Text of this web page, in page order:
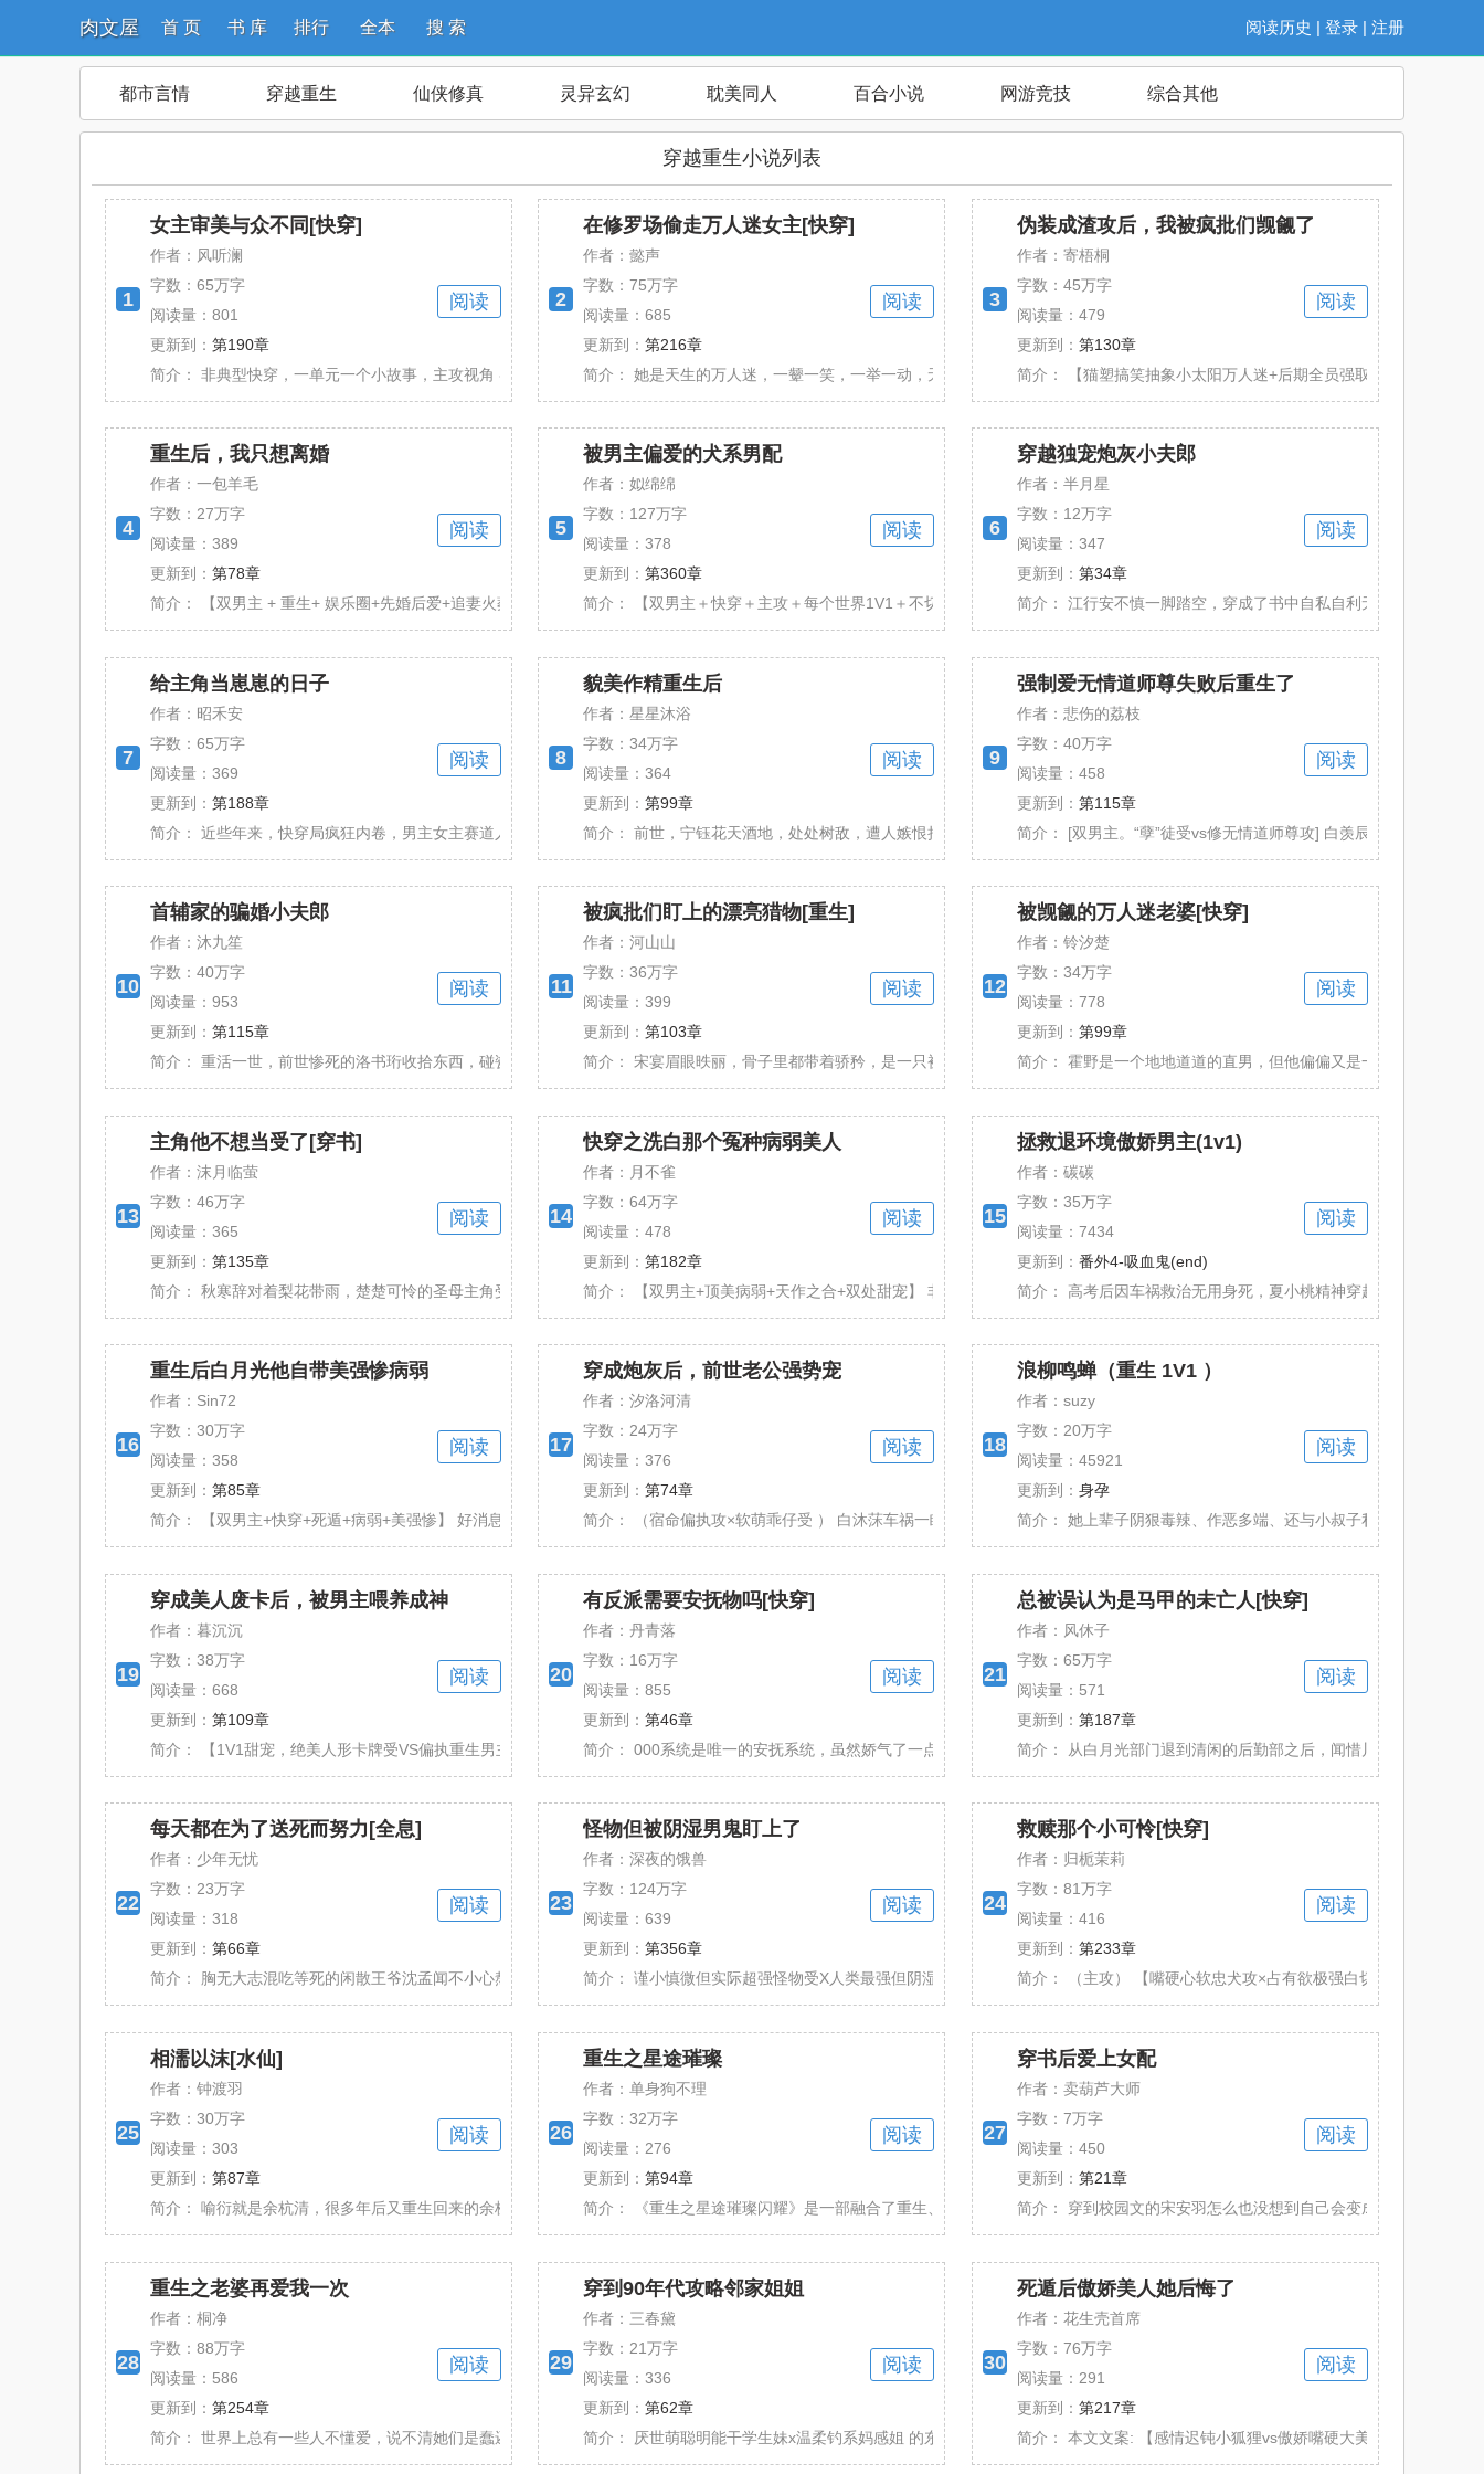
肉文屋 阅读历史 | 登录 | 注册
首 页 书 库 排行 全本 搜 索
都市言情 穿越重生 仙侠修真 灵异玄幻 耽美同人 百合小说 网游竞技 综合其他
穿越重生小说列表
1
女主审美与众不同[快穿]
作者：风听澜
字数： 65万字
阅读量：801
更新到： 第190章
简介：
非典型快穿，一单元一个小故事，主攻视角 各种女主x女配 一旦女主意识到她存活在小说世界......
阅读 2
在修罗场偷走万人迷女主[快穿]
作者：懿声
字数：75万字
阅读量：685
更新到：第216章
简介：
她是天生的万人迷，一颦一笑，一举一动，无不蛊惑着信徒。 每个世界的男人们都妄图将明月揽入......
阅读 3
伪装成渣攻后，我被疯批们觊觎了
作者：寄梧桐
字数：45万字
阅读量：479
更新到：第130章
简介：
【猫塑搞笑抽象小太阳万人迷+后期全员强取豪夺+无副
阅读
4
重生后，我只想离婚
作者：一包羊毛
字数： 27万字
阅读量：389
更新到： 第78章
简介：
【双男主 + 重生+ 娱乐圈+先婚后爱+追妻火葬场 】 许意是个娱乐圈小明星，也是许家娇养长大的小......
阅读 5
被男主偏爱的犬系男配
作者：姒绵绵
字数： 127万字
阅读量：378
更新到：第360章
简介：
【双男主＋快穿＋主攻＋每个世界1V1＋不切片（无固定cp）】 白以尘被名叫小黑心的系统绑定了......
阅读 6
穿越独宠炮灰小夫郎
作者：半月星
字数： 12万字
阅读量：347
更新到：第34章
简介：
江行安不慎一脚踏空，穿成了书中自私自利无恶不作的坏种
阅读
7
给主角当崽崽的日子
作者：昭禾安
字数： 65万字
阅读量：369
更新到： 第188章
简介：
近些年来，快穿局疯狂内卷，男主女主赛道人满为患，男配女配赛道供不应求，主角身边的医生助理也......
阅读 8
貌美作精重生后
作者：星星沐浴
字数：34万字
阅读量：364
更新到：第99章
简介：
前世，宁钰花天酒地，处处树敌，遭人嫉恨把自己给作死了。 重生后，宁钰发誓一定好好珍惜裴亦......
阅读 9
强制爱无情道师尊失败后重生了
作者：悲伤的荔枝
字数：40万字
阅读量：458
更新到：第115章
简介：
[双男主。“孽”徒受vs修无情道师尊攻] 白羡辰穿越到仙侠世
阅读
10
首辅家的骗婚小夫郎
作者：沐九笙
字数： 40万字
阅读量：953
更新到： 第115章
简介：
重活一世，前世惨死的洛书珩收拾东西，碰瓷了无父无母的穷书生。 “我们有婚约，你要娶我。”他......
阅读 11
被疯批们盯上的漂亮猎物[重生]
作者：河山山
字数：36万字
阅读量：399
更新到：第103章
简介：
宋宴眉眼昳丽，骨子里都带着骄矜，是一只被宠得无法无天的漂亮小猫， 小猫高兴起来勾得人心尖......
阅读 12
被觊觎的万人迷老婆[快穿]
作者：铃汐楚
字数：34万字
阅读量：778
更新到：第99章
简介：
霍野是一个地地道道的直男，但他偏偏又是一个脸蛋秾艳，
阅读
13
主角他不想当受了[穿书]
作者：沫月临萤
字数： 46万字
阅读量：365
更新到： 第135章
简介：
秋寒辞对着梨花带雨，楚楚可怜的圣母主角受，硬着头皮道：我最讨厌你了！ 没办法，谁让他想要......
阅读 14
快穿之洗白那个冤种病弱美人
作者：月不雀
字数：64万字
阅读量：478
更新到：第182章
简介：
【双男主+顶美病弱+天作之合+双处甜宠】 非沉浸式角色扮演！！！ 本文又名《快穿之与主神谈恋爱......
阅读 15
拯救退环境傲娇男主(1v1)
作者：碳碳
字数：35万字
阅读量：7434
更新到：番外4-吸血鬼(end)
简介：
高考后因车祸救治无用身死，夏小桃精神穿越到一篇前期
阅读
16
重生后白月光他自带美强惨病弱
作者：Sin72
字数： 30万字
阅读量：358
更新到： 第85章
简介：
【双男主+快穿+死遁+病弱+美强惨】 好消息，沈忱玉马上可以退休了；坏消息，他离跑路只差临门一......
阅读 17
穿成炮灰后，前世老公强势宠
作者：汐洛河清
字数：24万字
阅读量：376
更新到：第74章
简介：
（宿命偏执攻×软萌乖仔受 ） 白沐莯车祸一睁眼，穿成了被前夫关了整整三年的豪门残废。 双腿不能......
阅读 18
浪柳鸣蝉（重生 1V1 ）
作者：suzy
字数：20万字
阅读量：45921
更新到：身孕
简介：
她上辈子阴狠毒辣、作恶多端、还与小叔子私通，实乃再世
阅读
19
穿成美人废卡后，被男主喂养成神
作者：暮沉沉
字数： 38万字
阅读量：668
更新到： 第109章
简介：
【1V1甜宠，绝美人形卡牌受VS偏执重生男主攻】 作为精灵之王的宋时清为了拯救圣树意外穿书到......
阅读 20
有反派需要安抚物吗[快穿]
作者：丹青落
字数： 16万字
阅读量：855
更新到：第46章
简介：
000系统是唯一的安抚系统，虽然娇气了一点，却是整个快穿局最受欢迎的统。 它原本在总部为快......
阅读 21
总被误认为是马甲的未亡人[快穿]
作者：风休子
字数：65万字
阅读量：571
更新到：第187章
简介：
从白月光部门退到清闲的后勤部之后，闻惜川接到的任务就
阅读
22
每天都在为了送死而努力[全息]
作者：少年无忧
字数： 23万字
阅读量：318
更新到： 第66章
简介：
胸无大志混吃等死的闲散王爷沈孟闻不小心熬成了皇帝，结果龙椅还没坐热，一朝穿越，他掉入了一个......
阅读 23
怪物但被阴湿男鬼盯上了
作者：深夜的饿兽
字数： 124万字
阅读量：639
更新到：第356章
简介：
谨小慎微但实际超强怪物受X人类最强但阴湿男鬼大扔攻 …… 怕死社畜姚繁一朝穿越废土世界，......
阅读 24
救赎那个小可怜[快穿]
作者：归栀茉莉
字数：81万字
阅读量：416
更新到：第233章
简介：
（主攻） 【嘴硬心软忠犬攻×占有欲极强白切黑受】 1v1 双
阅读
25
相濡以沫[水仙]
作者：钟渡羽
字数： 30万字
阅读量：303
更新到： 第87章
简介：
喻衍就是余杭清，很多年后又重生回来的余杭清。 她当余杭清是此间唯一的落脚点和依靠。自发的......
阅读 26
重生之星途璀璨
作者：单身狗不理
字数：32万字
阅读量：276
更新到：第94章
简介：
《重生之星途璀璨闪耀》是一部融合了重生、娱乐圈、商战和爱情元素的现代言情小说。故事讲述了女......
阅读 27
穿书后爱上女配
作者：卖葫芦大师
字数：7万字
阅读量：450
更新到：第21章
简介：
穿到校园文的宋安羽怎么也没想到自己会变成男主的傻白甜
阅读
28
重生之老婆再爱我一次
作者：桐净
字数： 88万字
阅读量：586
更新到： 第254章
简介：
世界上总有一些人不懂爱，说不清她们是蠢还是装。 可惜这样的人总是没有好结局。 主神不懂......
阅读 29
穿到90年代攻略邻家姐姐
作者：三春黛
字数： 21万字
阅读量：336
更新到：第62章
简介：
厌世萌聪明能干学生妹x温柔钓系妈感姐 的东北县城文学 虞万林，2026年在读高三的优等生。 ......
阅读 30
死遁后傲娇美人她后悔了
作者：花生壳首席
字数：76万字
阅读量：291
更新到：第217章
简介：
本文文案: 【感情迟钝小狐狸vs傲娇嘴硬大美人】 为了活命
阅读